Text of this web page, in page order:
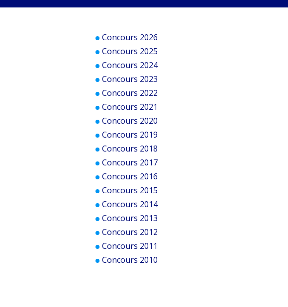
Concours 2026
Concours 2025
Concours 2024
Concours 2023
Concours 2022
Concours 2021
Concours 2020
Concours 2019
Concours 2018
Concours 2017
Concours 2016
Concours 2015
Concours 2014
Concours 2013
Concours 2012
Concours 2011
Concours 2010